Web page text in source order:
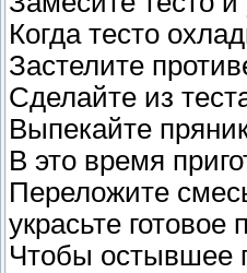
Когда тесто
Застелите
Сделайте из
Выпекайте
В это время
Переложите
украсьте готовое
Чтобы остывшее